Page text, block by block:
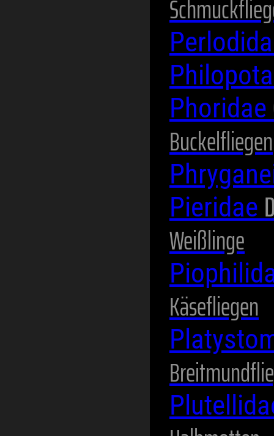
Phoridae
Buckelfliegen
Pieridae
Weißlinge
Käsefliegen